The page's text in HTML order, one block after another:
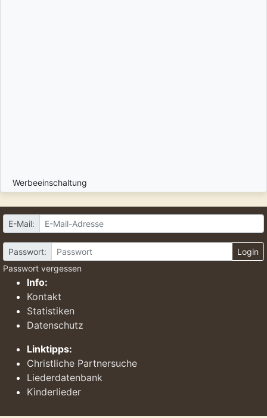
Werbeeinschaltung
E-Mail:
Passwort:
Login
Passwort vergessen
Info:
Kontakt
Statistiken
Datenschutz
Linktipps:
Christliche Partnersuche
Liederdatenbank
Kinderlieder